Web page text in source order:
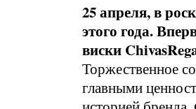
25 апреля, в
этого года.
виски
Торжественное
главными